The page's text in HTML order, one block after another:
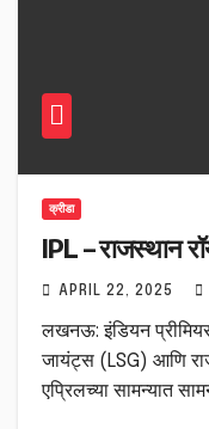
क्रीडा
IPL – राजस्थान
APRIL 22, 2025
लखनऊ: इंडियन
जायंट्स (LSG) आणि
एप्रिलच्या सामन्यात